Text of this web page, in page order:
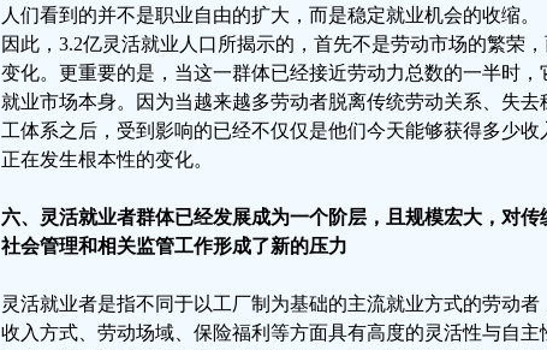
人们看到的并不是职业自由的扩大，而是稳定就业机会的收缩。
因此，3.2亿灵活就业人口所揭示的，首先不是劳动市场的繁荣
变化。更重要的是，当这一群体已经接近劳动力总数的一半时
就业市场本身。因为当越来越多劳动者脱离传统劳动关系、失
工体系之后，受到影响的已经不仅仅是他们今天能够获得多少
正在发生根本性的变化。
六、灵活就业者群体已经发展成为一个阶层，且规模宏大，对传
社会管理和相关监管工作形成了新的压力
灵活就业者是指不同于以工厂制为基础的主流就业方式的劳动者
收入方式、劳动场域、保险福利等方面具有高度的灵活性与自主